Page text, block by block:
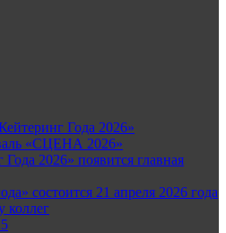
Года 2026»
«СЦЕНА 2026»
2026» появится главная
состоится 21 апреля 2026 года
коллег